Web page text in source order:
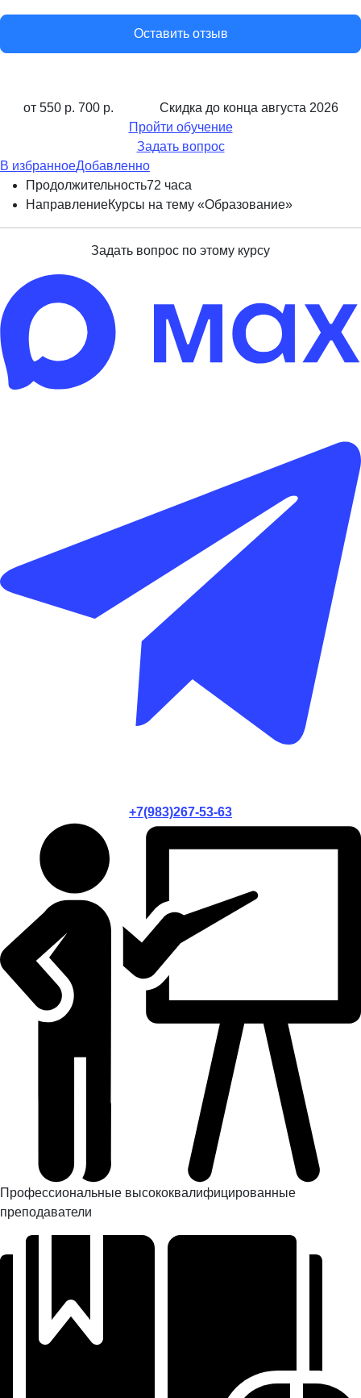
Оставить отзыв
от 550 р. 700 р. Скидка до конца августа 2026
Пройти обучение
Задать вопрос
В избранноеДобавленно
Продолжительность72 часа
НаправлениеКурсы на тему «Образование»
Задать вопрос по этому курсу
+7(983)267-53-63
Профессиональные высококвалифицированные
преподаватели